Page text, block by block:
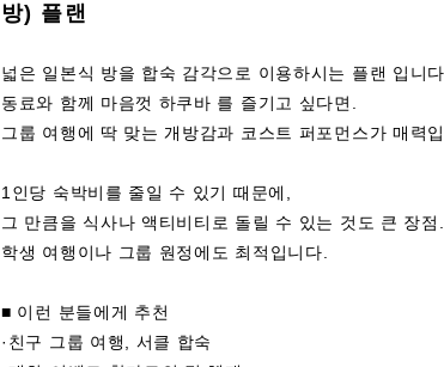
방) 플랜
넓은 일본식 방을 합숙 감각으로 이용하시는 플랜 입니다.
동료와 함께 마음껏 하쿠바 를 즐기고 싶다면.
그룹 여행에 딱 맞는 개방감과 코스트 퍼포먼스가 매력입
1인당 숙박비를 줄일 수 있기 때문에,
그 만큼을 식사나 액티비티로 돌릴 수 있는 것도 큰 장점.
학생 여행이나 그룹 원정에도 최적입니다.
■ 이런 분들에게 추천
·친구 그룹 여행, 서클 합숙